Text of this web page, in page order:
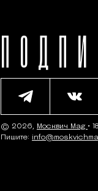
© 2026, Москвич Mag •
Пишите: